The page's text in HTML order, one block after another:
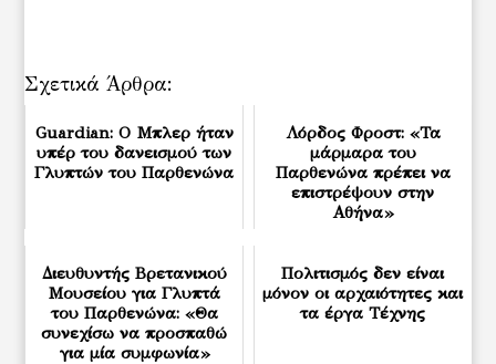
Σχετικά Άρθρα:
Guardian: Ο Μπλερ ήταν
υπέρ του δανεισμού των
Γλυπτών του Παρθενώνα
Λόρδος Φροστ: «Τα
μάρμαρα του
Παρθενώνα πρέπει να
επιστρέψουν στην
Αθήνα»
Διευθυντής Βρετανικού
Μουσείου για Γλυπτά
του Παρθενώνα: «Θα
συνεχίσω να προσπαθώ
για μία συμφωνία»
Πολιτισμός δεν είναι
μόνον οι αρχαιότητες και
τα έργα Τέχνης